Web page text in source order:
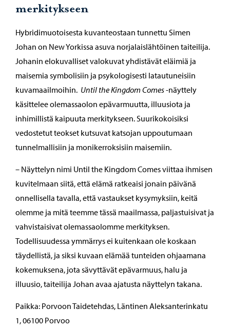
merkitykseen
Hybridimuotoisesta kuvanteostaan tunnettu Simen
Johan on New Yorkissa asuva norjalaislähtöinen taiteilija.
Johanin elokuvalliset valokuvat yhdistävät eläimiä ja
maisemia symbolisiin ja psykologisesti latautuneisiin
kuvamaailmoihin. Until the Kingdom Comes-näyttely
käsittelee olemassaolon epävarmuutta, illuusiota ja
inhimillistä kaipuuta merkitykseen. Suurikokoisiksi
vedostetut teokset kutsuvat katsojan uppoutumaan
tunnelmallisiin ja monikerroksisiin maisemiin.
– Näyttelyn nimi Until the Kingdom Comes viittaa ihmisen
kuvitelmaan siitä, että elämä ratkeaisi jonain päivänä
onnellisella tavalla, että vastaukset kysymyksiin, keitä
olemme ja mitä teemme tässä maailmassa, paljastuisivat ja
vahvistaisivat olemassaolomme merkityksen.
Todellisuudessa ymmärrys ei kuitenkaan ole koskaan
täydellistä, ja siksi kuvaan elämää tunteiden ohjaamana
kokemuksena, jota sävyttävät epävarmuus, halu ja
illuusio, taiteilija Johan avaa ajatusta näyttelyn takana.
Paikka: Porvoon Taidetehdas, Läntinen Aleksanterinkatu
1, 06100 Porvoo